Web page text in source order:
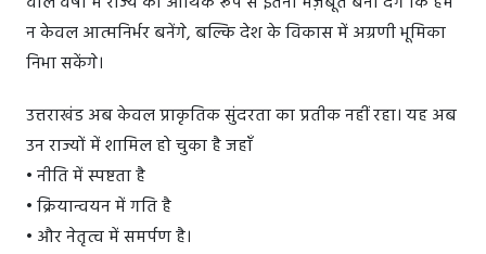
न केवल आत्मनिर्भर बनेंगे, बल्कि देश के विकास में अग्रणी भूमिका
निभा सकेंगे।
उत्तराखंड अब केवल प्राकृतिक सुंदरता का प्रतीक नहीं रहा। यह अब
उन राज्यों में शामिल हो चुका है जहाँ
• नीति में स्पष्टता है
• क्रियान्वयन में गति है
• और नेतृत्व में समर्पण है।